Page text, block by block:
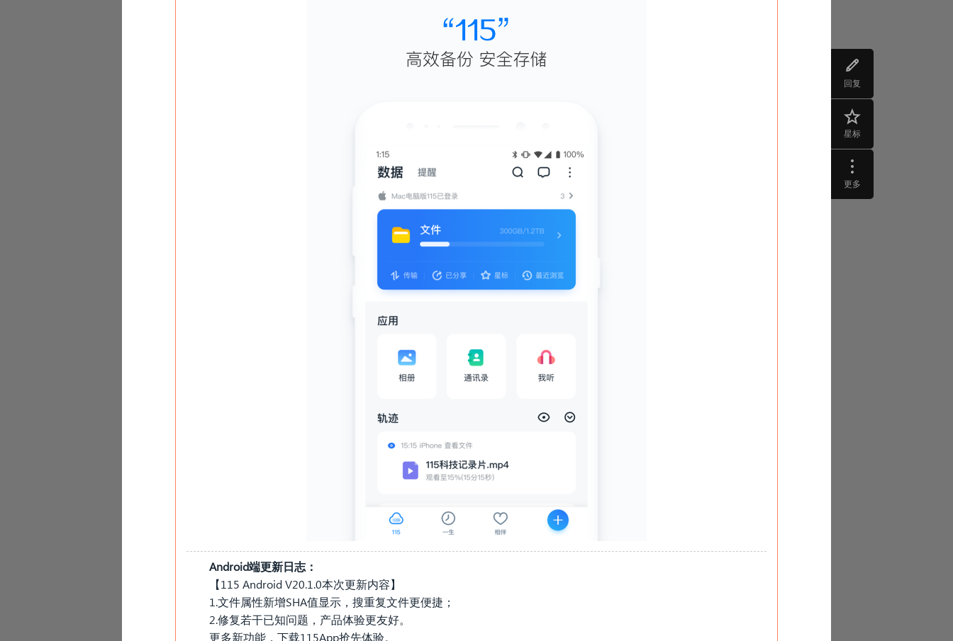
回复
星标
更多
Android端更新日志：
【115 Android V20.1.0本次更新内容】
1.文件属性新增SHA值显示，搜重复文件更便捷；
2.修复若干已知问题，产品体验更友好。
更多新功能，下载115App抢先体验。